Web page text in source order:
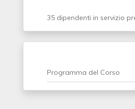
35 dipendenti in servizio
Programma del Corso